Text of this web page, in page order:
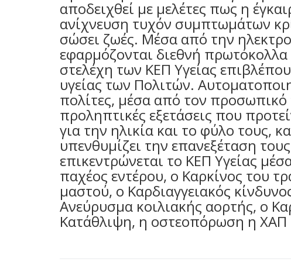
αποδειχθεί με μελέτες πως η
ανίχνευση τυχόν συμπτωμάτων
σώσει ζωές. Μέσα από την
εφαρμόζονται διεθνή
στελέχη των ΚΕΠ Υγείας
υγείας των Πολιτών.
πολίτες, μέσα από τον προσωπικό
προληπτικές εξετάσεις που
για την ηλικία και το φύλο τους,
υπενθυμίζει την επανεξέταση
επικεντρώνεται το ΚΕΠ Υγείας
παχέος εντέρου, ο Καρκίνος του
μαστού, ο Καρδιαγγειακός
Ανεύρυσμα κοιλιακής αορτής, ο
Κατάθλιψη, η οστεοπόρωση η ΧΑΠ